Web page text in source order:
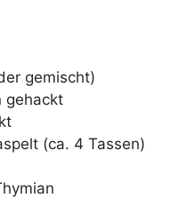
gemischt)
gehackt
(ca. 4 Tassen)